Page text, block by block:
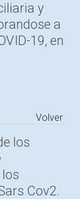
y
a
19, en
Volver
los
Cov2.